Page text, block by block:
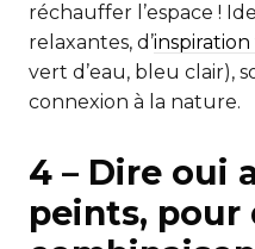
réchauffer l’espace !
relaxantes, d’
vert d’eau, bleu clair),
connexion à la nature.
4 – Dire oui
peints, pour